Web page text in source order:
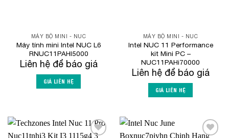
MÁY BỘ MINI - NUC
Máy tính mini Intel NUC L6
RNUC11PAHI5000
Liên hệ để báo giá
GIÁ LIÊN HỆ
MÁY BỘ MINI - NUC
Intel NUC 11 Performance
kit Mini PC –
NUC11PAHi70000
Liên hệ để báo giá
GIÁ LIÊN HỆ